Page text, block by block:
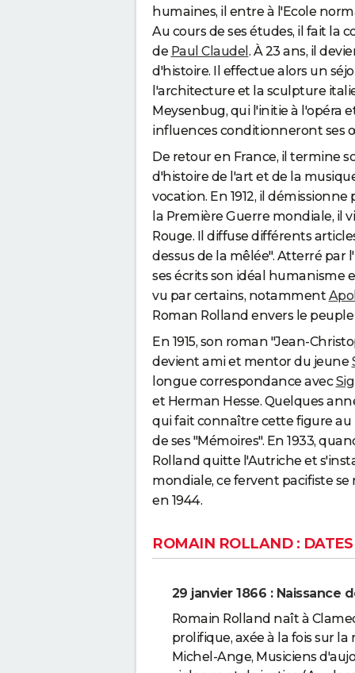
humaines, il entre à l'Ecole
Au cours de ses études, il fait la
de Paul Claudel . À 23 ans, il
d'histoire. Il effectue alors un
l'architecture et la sculpture
Meysenbug, qui l'initie à l'opéra
influences conditionneront ses
De retour en France, il termine
d'histoire de l'art et de la
vocation. En 1912, il
la Première Guerre mondiale, il
Rouge. Il diffuse différents
dessus de la mêlée". Atterré
ses écrits son idéal humanisme
vu par certains, notamment
Roman Rolland envers le
En 1915, son roman "Jean-
devient ami et mentor du jeune
longue correspondance avec
et Herman Hesse. Quelques
qui fait connaître cette figure
de ses "Mémoires". En 1933,
Rolland quitte l'Autriche et
mondiale, ce fervent pacifiste
en 1944.
ROMAIN ROLLAND : DATES
29 janvier 1866 : Naissance
Romain Rolland naît à
prolifique, axée à la fois sur
Michel-Ange, Musiciens